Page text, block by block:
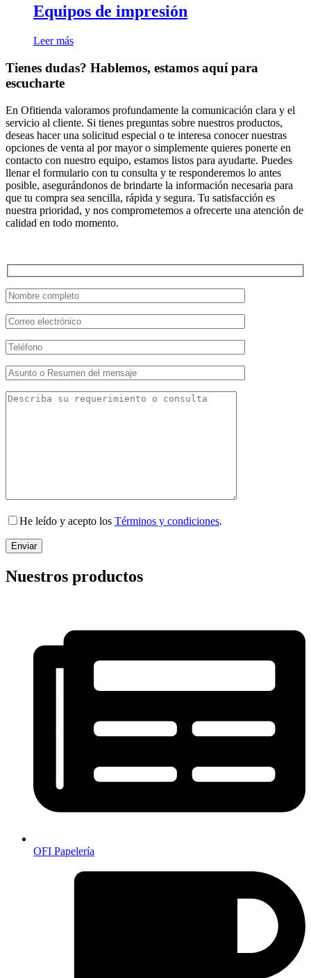
Equipos de impresión
Leer más
Tienes dudas? Hablemos, estamos aquí para
escucharte
En Ofitienda valoramos profundamente la comunicación clara y el
servicio al cliente. Si tienes preguntas sobre nuestros productos,
deseas hacer una solicitud especial o te interesa conocer nuestras
opciones de venta al por mayor o simplemente quieres ponerte en
contacto con nuestro equipo, estamos listos para ayudarte. Puedes
llenar el formulario con tu consulta y te responderemos lo antes
posible, asegurándonos de brindarte la información necesaria para
que tu compra sea sencilla, rápida y segura. Tu satisfacción es
nuestra prioridad, y nos comprometemos a ofrecerte una atención de
calidad en todo momento.
He leído y acepto los Términos y condiciones.
Nuestros productos
OFI Papelería